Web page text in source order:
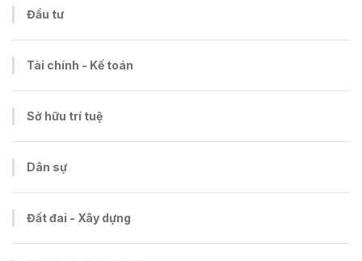
Đầu tư
Tài chính - Kế toán
Sở hữu trí tuệ
Dân sự
Đất đai - Xây dựng